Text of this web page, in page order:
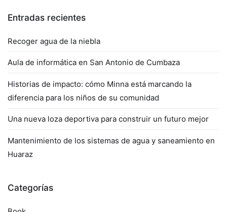
Entradas recientes
Recoger agua de la niebla
Aula de informática en San Antonio de Cumbaza
Historias de impacto: cómo Minna está marcando la
diferencia para los niños de su comunidad
Una nueva loza deportiva para construir un futuro mejor
Mantenimiento de los sistemas de agua y saneamiento en
Huaraz
Categorías